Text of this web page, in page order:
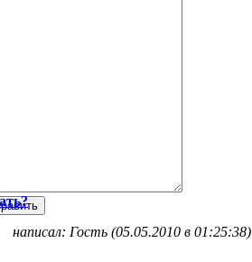
написал: Гость (05.05.2010 в 01:25:38)